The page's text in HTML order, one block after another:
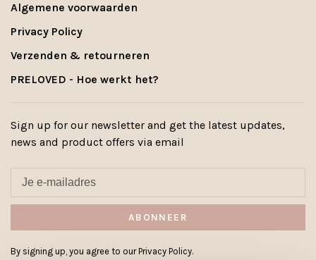
Algemene voorwaarden
Privacy Policy
Verzenden & retourneren
PRELOVED - Hoe werkt het?
Sign up for our newsletter and get the latest updates,
news and product offers via email
ABONNEER
By signing up, you agree to our Privacy Policy.